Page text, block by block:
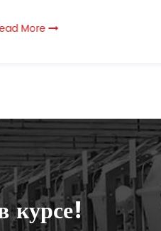
курсе!